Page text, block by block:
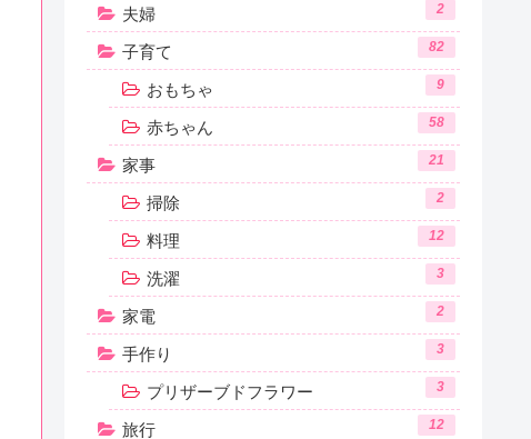
夫婦 2
子育て 82
おもちゃ 9
赤ちゃん 58
家事 21
掃除 2
料理 12
洗濯 3
家電 2
手作り 3
プリザーブドフラワー 3
旅行 12